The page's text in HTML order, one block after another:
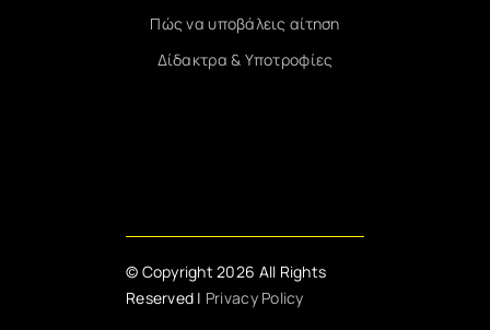
Πώς να υποβάλεις αίτηση
Δίδακτρα & Υποτροφίες
© Copyright 2026 All Rights
Reserved | Privacy Policy